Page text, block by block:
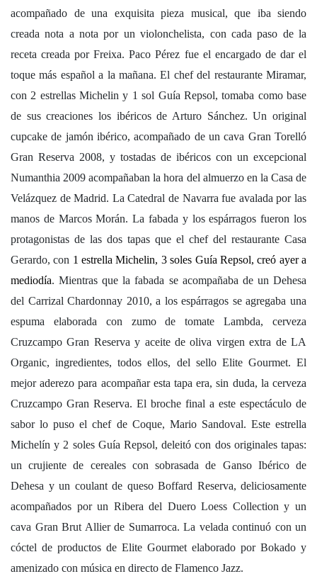
acompañado de una exquisita pieza musical, que iba siendo
creada nota a nota por un violonchelista, con cada paso de la
receta creada por Freixa. Paco Pérez fue el encargado de dar el
toque más español a la mañana. El chef del restaurante Miramar,
con 2 estrellas Michelin y 1 sol Guía Repsol, tomaba como base
de sus creaciones los ibéricos de Arturo Sánchez. Un original
cupcake de jamón ibérico, acompañado de un cava Gran Torelló
Gran Reserva 2008, y tostadas de ibéricos con un excepcional
Numanthia 2009 acompañaban la hora del almuerzo en la Casa de
Velázquez de Madrid. La Catedral de Navarra fue avalada por las
manos de Marcos Morán. La fabada y los espárragos fueron los
protagonistas de las dos tapas que el chef del restaurante Casa
Gerardo, con 1 estrella Michelin, 3 soles Guía Repsol, creó ayer a
mediodía. Mientras que la fabada se acompañaba de un Dehesa
del Carrizal Chardonnay 2010, a los espárragos se agregaba una
espuma elaborada con zumo de tomate Lambda, cerveza
Cruzcampo Gran Reserva y aceite de oliva virgen extra de LA
Organic, ingredientes, todos ellos, del sello Elite Gourmet. El
mejor aderezo para acompañar esta tapa era, sin duda, la cerveza
Cruzcampo Gran Reserva. El broche final a este espectáculo de
sabor lo puso el chef de Coque, Mario Sandoval. Este estrella
Michelín y 2 soles Guía Repsol, deleitó con dos originales tapas:
un crujiente de cereales con sobrasada de Ganso Ibérico de
Dehesa y un coulant de queso Boffard Reserva, deliciosamente
acompañados por un Ribera del Duero Loess Collection y un
cava Gran Brut Allier de Sumarroca. La velada continuó con un
cóctel de productos de Elite Gourmet elaborado por Bokado y
amenizado con música en directo de Flamenco Jazz.